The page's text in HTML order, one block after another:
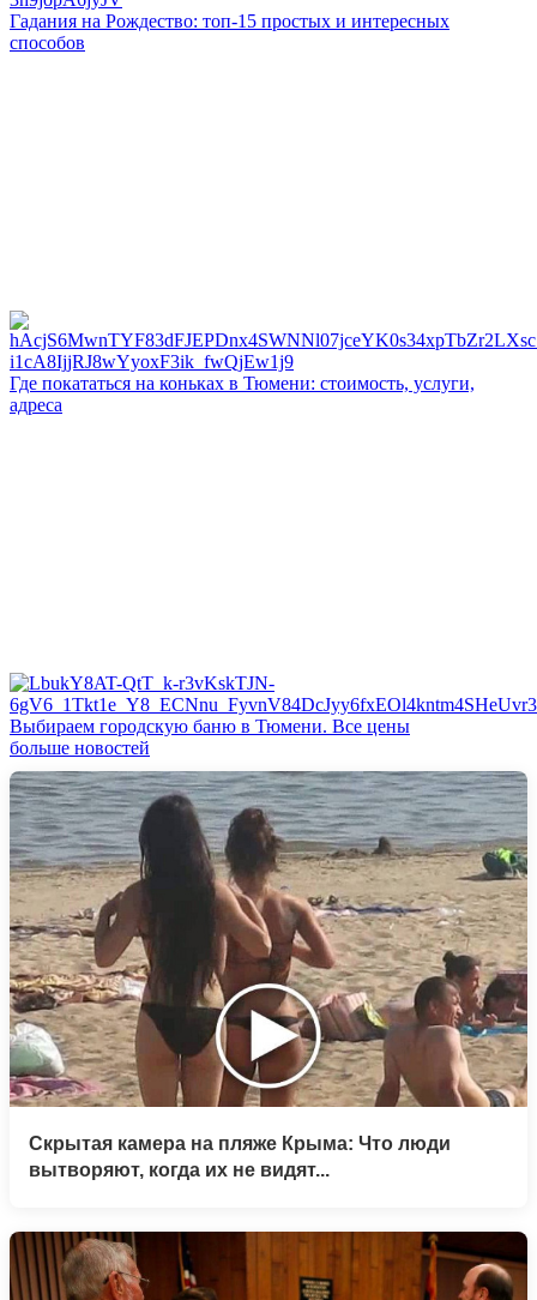
Гадания на Рождество: топ-15 простых и интересных
способов
Где покататься на коньках в Тюмени: стоимость, услуги,
адреса
Выбираем городскую баню в Тюмени. Все цены
больше новостей
Скрытая камера на пляже Крыма: Что люди
вытворяют, когда их не видят...